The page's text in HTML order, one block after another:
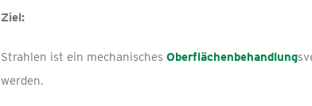
Ziel:
Strahlen ist ein mechanisches Oberflächenbehandlung
werden.